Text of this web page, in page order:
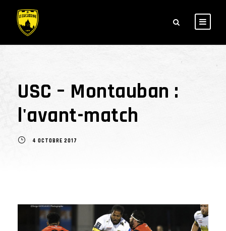
USC – Montauban :
l'avant-match
4 OCTOBRE 2017